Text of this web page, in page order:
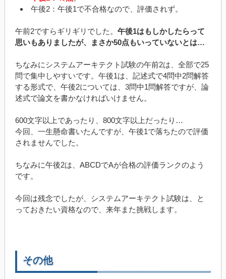
午後2：午後1で不合格なので、評価されず。
午前2ですらギリギリでした。 午後1はもしかしたらって
思いもありましたが、まさか50点もいっていないとは…
ちなみにシステムアーキテクト試験の午前2は、全部で25
問で集中しやすいです。午後1は、記述式で4問中2問解答
する形式で、午後2については、3問中1問解答ですが、論
述式で論文を書かなければいけません。
600文字以上であったり、800文字以上だったり…
今回、一生懸命書いたんですが、午後1で落ちたので評価
されませんでした。
ちなみに午後2は、ABCDでAが合格の評価ランクのよう
です。
今回は残念でしたが、システムアーキテクト試験は、と
っておきたい資格なので、来年また挑戦します。
その他